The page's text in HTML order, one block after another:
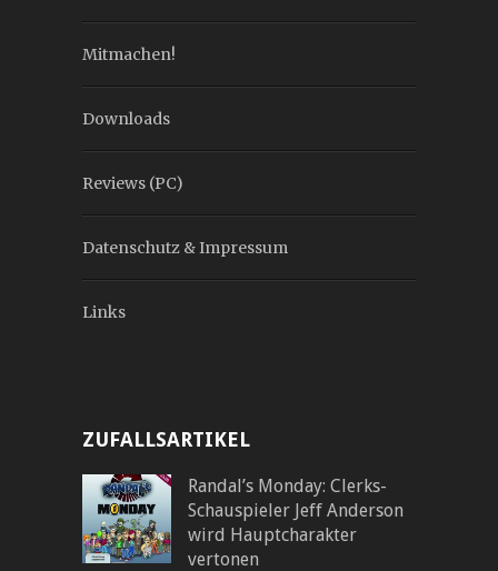
Mitmachen!
Downloads
Reviews (PC)
Datenschutz & Impressum
Links
ZUFALLSARTIKEL
Randal’s Monday: Clerks-
Schauspieler Jeff Anderson
wird Hauptcharakter
vertonen